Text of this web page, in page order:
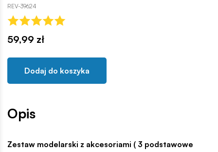
REV-39624
59,99 zł
Dodaj do koszyka
Opis
Zestaw modelarski z akcesoriami ( 3 podstawowe